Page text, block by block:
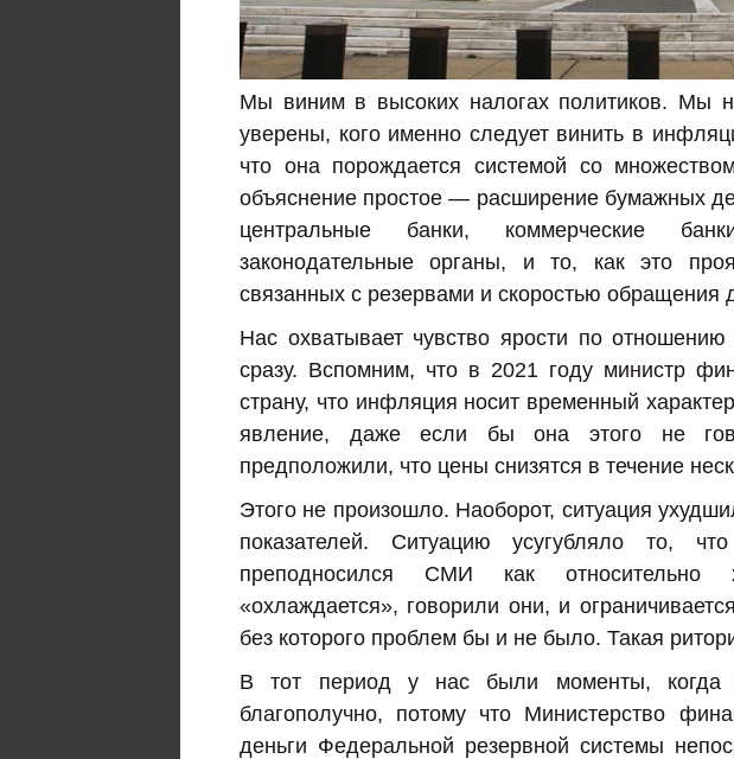
Мы виним в высоких налогах политиков. Мы
уверены, кого именно следует винить в
что она порождается системой со
объяснение простое — расширение бумажных
центральные банки, коммерческие
законодательные органы, и то, как это
связанных с резервами и скоростью обращения
Нас охватывает чувство ярости по
сразу. Вспомним, что в 2021 году министр
страну, что инфляция носит временный
явление, даже если бы она этого не
предположили, что цены снизятся в течение
Этого не произошло. Наоборот, ситуация
показателей. Ситуацию усугубляло то,
преподносился СМИ как относительно
«охлаждается», говорили они, и
без которого проблем бы и не было. Такая
В тот период у нас были моменты, когда
благополучно, потому что Министерство
деньги Федеральной резервной системы